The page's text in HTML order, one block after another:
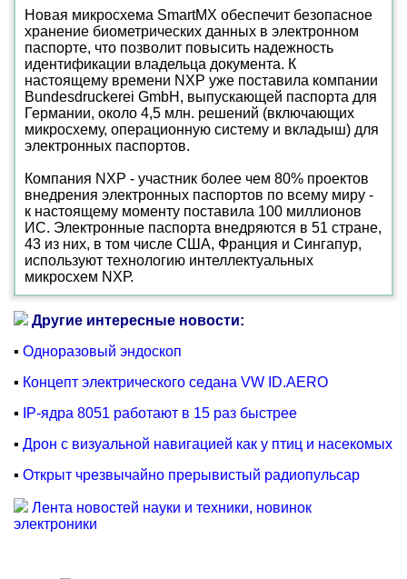
Новая микросхема SmartMX обеспечит безопасное
хранение биометрических данных в электронном
паспорте, что позволит повысить надежность
идентификации владельца документа. К
настоящему времени NXP уже поставила компании
Bundesdruckerei GmbH, выпускающей паспорта для
Германии, около 4,5 млн. решений (включающих
микросхему, операционную систему и вкладыш) для
электронных паспортов.
Компания NXP - участник более чем 80% проектов
внедрения электронных паспортов по всему миру -
к настоящему моменту поставила 100 миллионов
ИС. Электронные паспорта внедряются в 51 стране,
43 из них, в том числе США, Франция и Сингапур,
используют технологию интеллектуальных
микросхем NXР.
Другие интересные новости:
▪ Одноразовый эндоскоп
▪ Концепт электрического седана VW ID.AERO
▪
IP-ядра 8051 работают в 15 раз быстрее
▪ Дрон с визуальной навигацией как у птиц и насекомых
▪ Открыт чрезвычайно прерывистый радиопульсар
Лента новостей науки и техники, новинок
электроники